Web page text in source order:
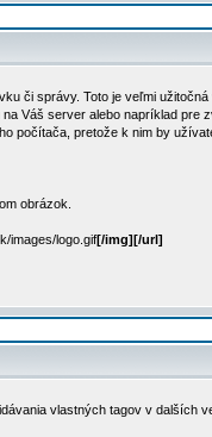
či správy. Toto je veľmi
Váš server alebo napríklad
počítača, pretože k nim by
obrázok.
images/logo.gif[/img][/url]
vlastných tagov v dalších